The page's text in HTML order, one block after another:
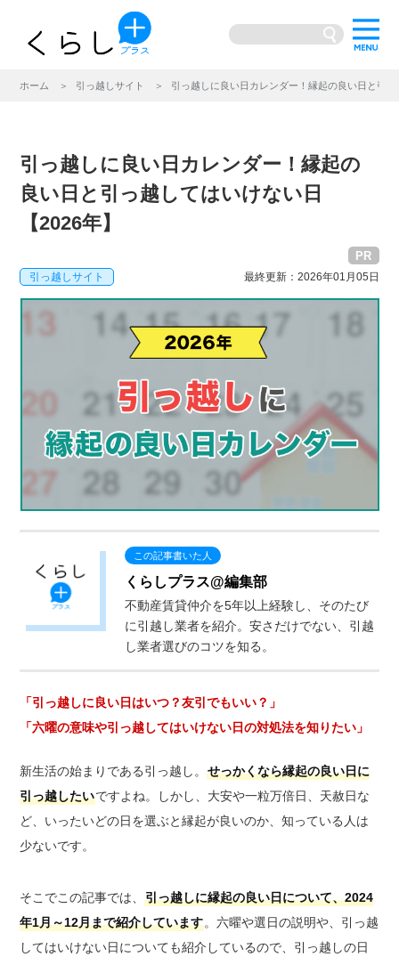
ホーム 引っ越しサイト 引っ越しに良い日カレンダー！縁起の良い日と引
引っ越しに良い日カレンダー！縁起の
良い日と引っ越してはいけない日
【2026年】
PR
引っ越しサイト 最終更新：2026年01月05日
くらしプラス@編集部
不動産賃貸仲介を5年以上経験し、そのたび
に引越し業者を紹介。安さだけでない、引越
し業者選びのコツを知る。
「引っ越しに良い日はいつ？友引でもいい？」
「六曜の意味や引っ越してはいけない日の対処法を知りたい」
新生活の始まりである引っ越し。せっかくなら縁起の良い日に
引っ越したいですよね。しかし、大安や一粒万倍日、天赦日な
ど、いったいどの日を選ぶと縁起が良いのか、知っている人は
少ないです。
そこでこの記事では、引っ越しに縁起の良い日について、2024
年1月～12月まで紹介しています。六曜や選日の説明や、引っ越
してはいけない日についても紹介しているので、引っ越しの日